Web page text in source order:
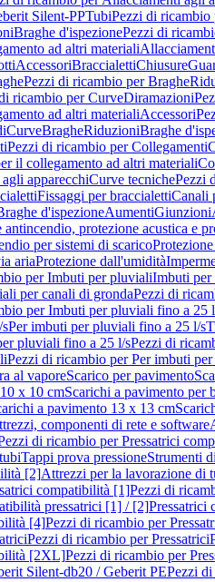
Silent-PPTubiPezzi di ricambio
Braghe d'ispezionePezzi di
ad altri materiali
AccessoriBraccialettiChiusure
Pezzi di ricambio per Braghe
ricambio per CurveDiramazioni
ad altri materialiAccessori
CurveBragheRiduzioniBraghe
Pezzi di ricambio per Collegamenti
il collegamento ad altri materiali
apparecchiCurve tecnichePezzi
Fissaggi per braccialettiCanali
d'ispezioneAumentiGiunzioni
antincendio, protezione acustica e
per sistemi di scarico
ariaProtezione dall'umidità
per Imbuti per pluvialiImbuti
per canali di grondaPezzi di
per Imbuti per pluviali fino a 25
Per imbuti per pluviali fino a 25 l/s
pluviali fino a 25 l/sPezzi di
Pezzi di ricambio per Per imbuti
al vaporeScarico per pavimento
x 10 cmScarichi a pavimento per
a pavimento 13 x 13 cm
componenti di rete e software
di ricambio per Pressatrici
Tappi prova pressioneStrumenti
[2]Attrezzi per la lavorazione di
compatibilità [1]Pezzi di
pressatrici [1] / [2]Pressatrici
[4]Pezzi di ricambio per
Pezzi di ricambio per Pressatrici
[2XL]Pezzi di ricambio per
Silent-db20 / Geberit PEPezzi